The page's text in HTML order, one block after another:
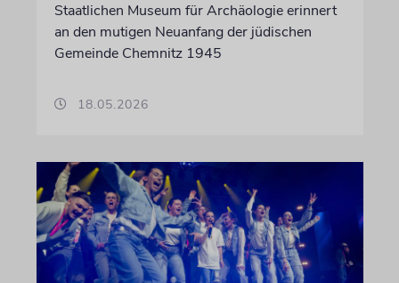
Staatlichen Museum für Archäologie erinnert
an den mutigen Neuanfang der jüdischen
Gemeinde Chemnitz 1945
18.05.2026